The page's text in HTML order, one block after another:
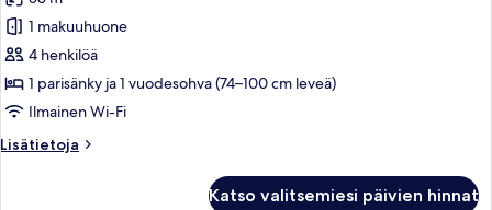
Suite
Pool
Access
kuvat
1 makuuhuone
4 henkilöä
1 parisänky ja 1 vuodesohva (74–100 cm leveä)
Ilmainen Wi-Fi
Lisätietoja
Lisätietoja
Katso valitsemiesi päivien hinnat